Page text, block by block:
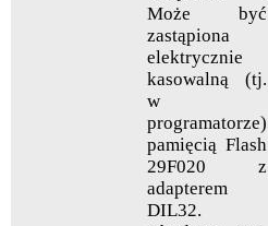
Może być
zastąpiona
elektrycznie
kasowalną (tj.
w
programatorze)
pamięcią Flash
29F020 z
adapterem
DIL32.